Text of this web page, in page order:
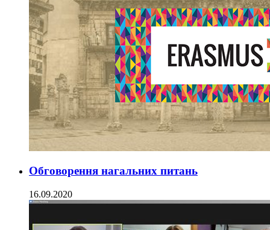
Обговорення нагальних питань
16.09.2020